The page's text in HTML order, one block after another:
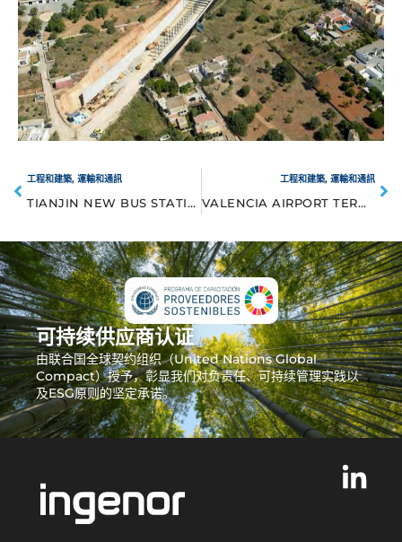
工程和建築, 運輸和通訊
TIANJIN NEW BUS STATION
工程和建築, 運輸和通訊
VALENCIA AIRPORT TERMINAL EXTENSION
可持续供应商认证
由联合国全球契约组织（United Nations Global
Compact）授予，彰显我们对负责任、可持续管理实践以
及ESG原则的坚定承诺。